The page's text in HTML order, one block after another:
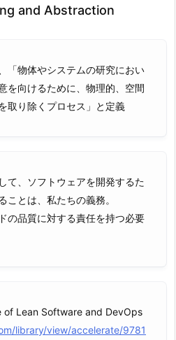
and Abstraction
「物体やシステムの研究におい
を向けるために、物理的、空間
取り除くプロセス」と定義
て、ソフトウェアを開発するた
ことは、私たちの義務。
の品質に対する責任を持つ必要
of Lean Software and DevOps
library/view/accelerate/9781